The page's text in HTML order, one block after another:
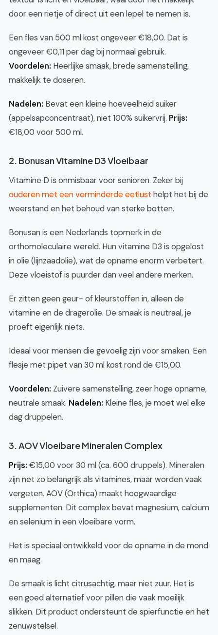
door een rietje of direct uit een lepel te nemen is.
Een fles van 500 ml kost ongeveer €18,00. Dat is
ongeveer €0,11 per dag bij normaal gebruik.
Voordelen: Heerlijke smaak, brede samenstelling,
makkelijk te doseren.
Nadelen: Bevat een kleine hoeveelheid suiker
(appelsapconcentraat), niet 100% suikervrij. Prijs:
€18,00 voor 500 ml.
2. Bonusan Vitamine D3 Vloeibaar
Vitamine D is onmisbaar voor senioren. Zeker bij
ouderen met een verminderde eetlust helpt het bij de
weerstand en het behoud van sterke botten.
Bonusan is een Nederlands topmerk in de
orthomoleculaire wereld. Hun vitamine D3 is opgelost
in olie (lijnzaadolie), wat de opname enorm verbetert.
Deze vloeistof is puurder dan veel andere merken.
Er zitten geen geur- of kleurstoffen in, alleen de
vitamine en de dragerolie. De smaak is neutraal, je
proeft eigenlijk niets.
Ideaal voor mensen die gevoelig zijn voor smaken. Een
flesje met pipet van 30 ml kost rond de €15,00.
Voordelen: Zuivere samenstelling, zeer hoge opname,
neutrale smaak. Nadelen: Kleine fles, je moet wel elke
dag druppelen.
3. AOV Vloeibare Mineralen Complex
Prijs: €15,00 voor 30 ml (ca. 600 druppels). Mineralen
zijn net zo belangrijk als vitamines, maar worden vaak
vergeten. AOV (Orthica) maakt hoogwaardige
supplementen. Dit complex bevat magnesium, calcium
en selenium in een vloeibare vorm.
Het is speciaal ontwikkeld voor de opname in de mond
en maag.
De smaak is licht citrusachtig, maar niet zuur. Het is
een goed alternatief voor pillen die vaak moeilijk
slikken. Dit product ondersteunt de spierfunctie en het
zenuwstelsel.